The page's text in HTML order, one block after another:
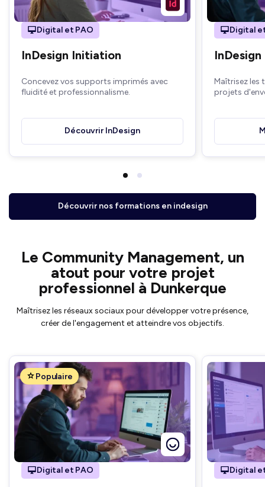
Digital et PAO
InDesign Initiation
Concevez vos supports imprimés avec
fluidité et professionnalisme.
Découvrir InDesign
Digital
Maîtrisez les
projets
Découvrir nos formations en indesign
Le Community Management, un
atout pour votre projet
professionnel à Dunkerque
Maîtrisez les réseaux sociaux pour développer votre présence,
créer de l'engagement et atteindre vos objectifs.
Populaire
Digital et PAO Digital